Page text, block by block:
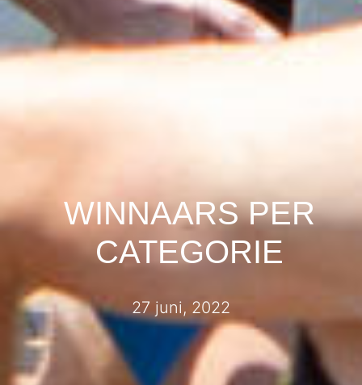
WINNAARS PER
CATEGORIE
27 juni, 2022